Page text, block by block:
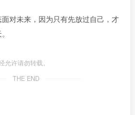
对未来，因为只有先放过自己，才
许请勿转载。
THE END